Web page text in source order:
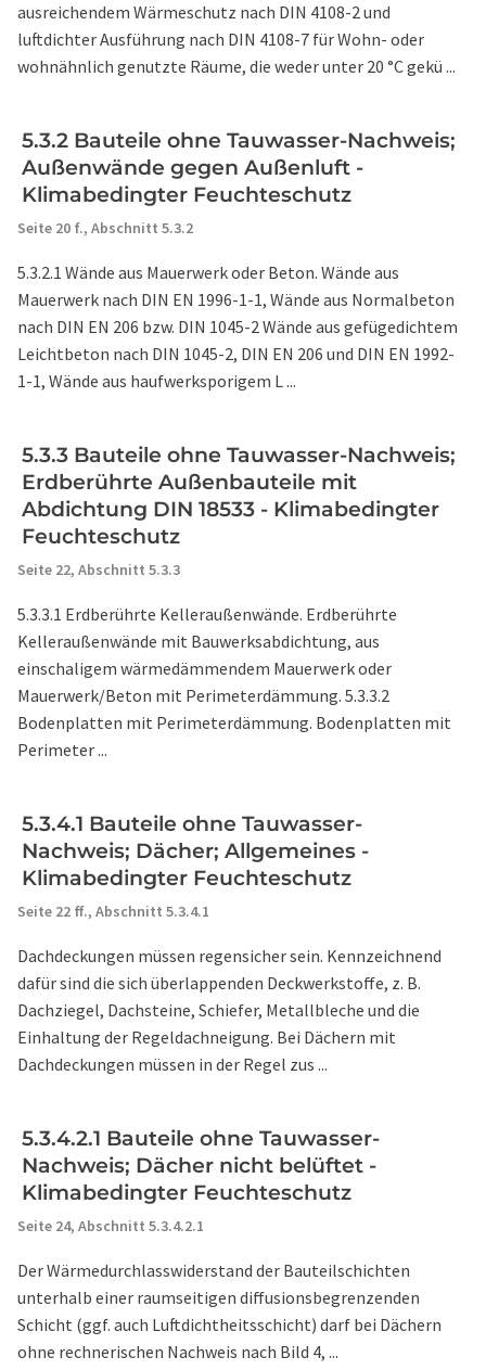
ausreichendem Wärmeschutz nach DIN 4108-2 und
luftdichter Ausführung nach DIN 4108-7 für Wohn- oder
wohnähnlich genutzte Räume, die weder unter 20 °C gekü ...
5.3.2 Bauteile ohne Tauwasser-Nachweis;
Außenwände gegen Außenluft -
Klimabedingter Feuchteschutz
Seite 20 f., Abschnitt 5.3.2
5.3.2.1 Wände aus Mauerwerk oder Beton. Wände aus
Mauerwerk nach DIN EN 1996-1-1, Wände aus Normalbeton
nach DIN EN 206 bzw. DIN 1045-2 Wände aus gefügedichtem
Leichtbeton nach DIN 1045-2, DIN EN 206 und DIN EN 1992-
1-1, Wände aus haufwerksporigem L ...
5.3.3 Bauteile ohne Tauwasser-Nachweis;
Erdberührte Außenbauteile mit
Abdichtung DIN 18533 - Klimabedingter
Feuchteschutz
Seite 22, Abschnitt 5.3.3
5.3.3.1 Erdberührte Kelleraußenwände. Erdberührte
Kelleraußenwände mit Bauwerksabdichtung, aus
einschaligem wärmedämmendem Mauerwerk oder
Mauerwerk/Beton mit Perimeterdämmung. 5.3.3.2
Bodenplatten mit Perimeterdämmung. Bodenplatten mit
Perimeter ...
5.3.4.1 Bauteile ohne Tauwasser-
Nachweis; Dächer; Allgemeines -
Klimabedingter Feuchteschutz
Seite 22 ff., Abschnitt 5.3.4.1
Dachdeckungen müssen regensicher sein. Kennzeichnend
dafür sind die sich überlappenden Deckwerkstoffe, z. B.
Dachziegel, Dachsteine, Schiefer, Metallbleche und die
Einhaltung der Regeldachneigung. Bei Dächern mit
Dachdeckungen müssen in der Regel zus ...
5.3.4.2.1 Bauteile ohne Tauwasser-
Nachweis; Dächer nicht belüftet -
Klimabedingter Feuchteschutz
Seite 24, Abschnitt 5.3.4.2.1
Der Wärmedurchlasswiderstand der Bauteilschichten
unterhalb einer raumseitigen diffusionsbegrenzenden
Schicht (ggf. auch Luftdichtheitsschicht) darf bei Dächern
ohne rechnerischen Nachweis nach Bild 4, ...